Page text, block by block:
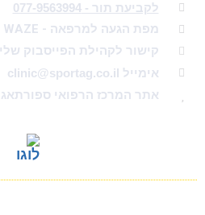
לקביעת תור - 077-9563994
מפת הגעה למרפאה - WAZE
קישור לקהילת הפייסבוק שלי
אימייל clinic@sportag.co.il
אתר המרכז הרפואי ספורתאג